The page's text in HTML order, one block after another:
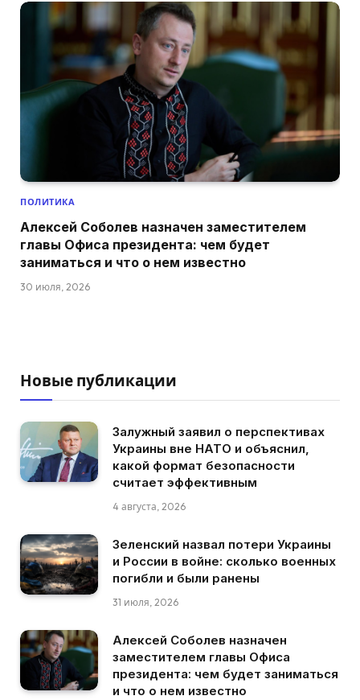
ПОЛИТИКА
Алексей Соболев назначен заместителем
главы Офиса президента: чем будет
заниматься и что о нем известно
30 июля, 2026
Новые публикации
Залужный заявил о перспективах
Украины вне НАТО и объяснил,
какой формат безопасности
считает эффективным
4 августа, 2026
Зеленский назвал потери Украины
и России в войне: сколько военных
погибли и были ранены
31 июля, 2026
Алексей Соболев назначен
заместителем главы Офиса
президента: чем будет заниматься
и что о нем известно